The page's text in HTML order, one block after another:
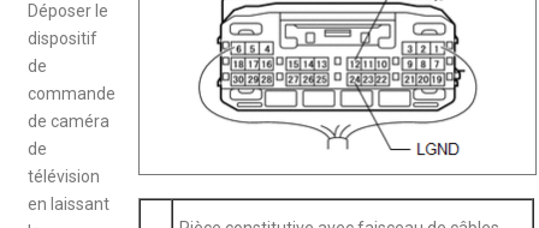
Déposer le
dispositif
de
commande
de caméra
de
télévision
en laissant